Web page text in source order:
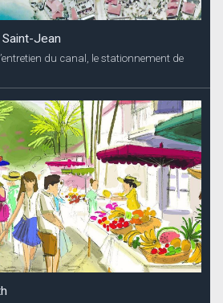
Jean
du canal, le stationnement de